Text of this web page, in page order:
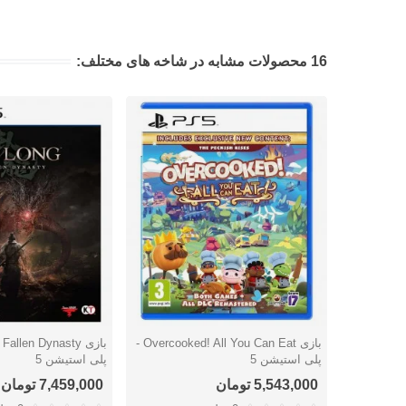
16 محصولات مشابه در شاخه های مختلف:
دوست داشتن
بازی Overcooked! All You Can Eat -
پلی استیشن 5
5,543,000 تومان
دوست داشتن
پلی استیشن 5
7,459,000 تومان